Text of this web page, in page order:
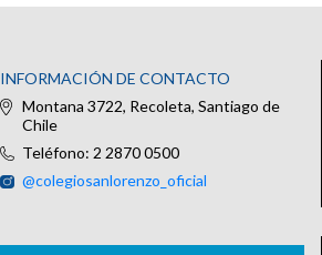
INFORMACIÓN DE CONTACTO
Montana 3722, Recoleta, Santiago de
Chile
Teléfono: 2 2870 0500
@colegiosanlorenzo_oficial